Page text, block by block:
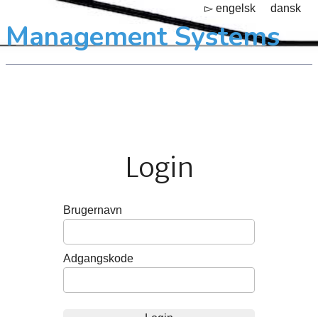
▻ engelsk dansk
Management Systems
Login
Brugernavn
Adgangskode